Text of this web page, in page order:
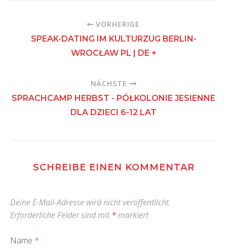
VORHERIGE
SPEAK-DATING IM KULTURZUG BERLIN-
WROCŁAW PL | DE +
NÄCHSTE
SPRACHCAMP HERBST - PÓŁKOLONIE JESIENNE
DLA DZIECI 6-12 LAT
SCHREIBE EINEN KOMMENTAR
Deine E-Mail-Adresse wird nicht veröffentlicht.
Erforderliche Felder sind mit*markiert
Name *